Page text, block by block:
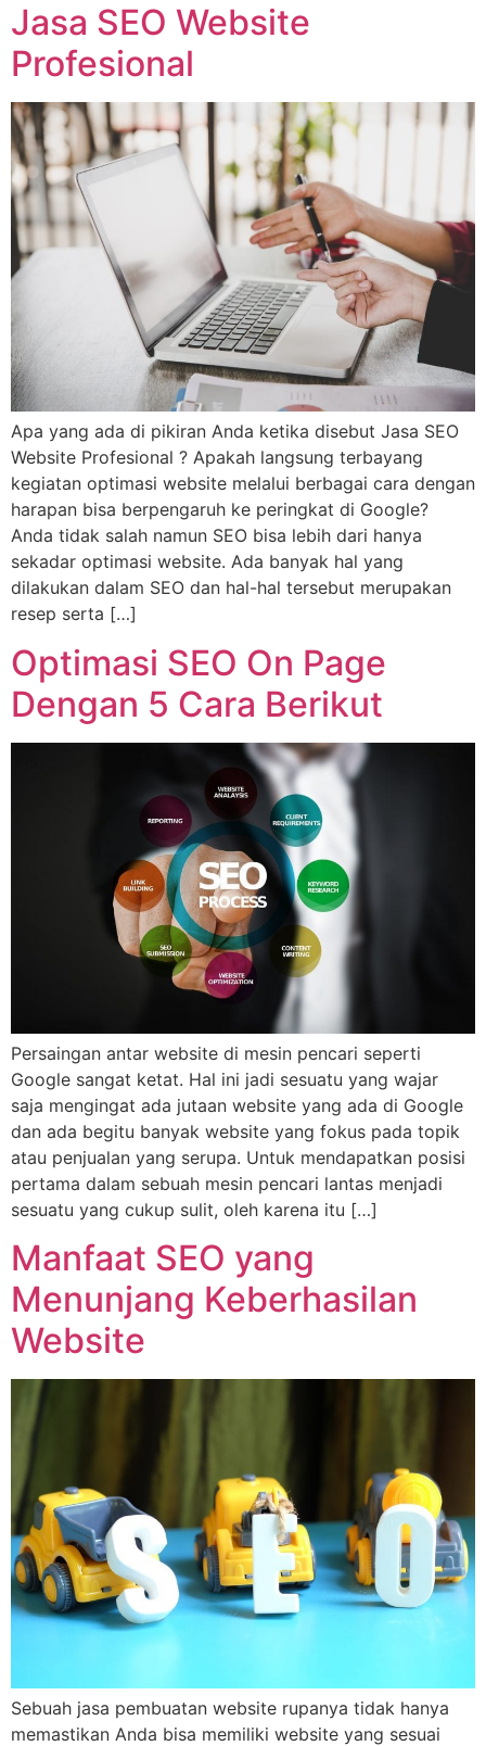
Jasa SEO Website
Profesional
Apa yang ada di pikiran Anda ketika disebut Jasa SEO
Website Profesional ? Apakah langsung terbayang
kegiatan optimasi website melalui berbagai cara dengan
harapan bisa berpengaruh ke peringkat di Google?
Anda tidak salah namun SEO bisa lebih dari hanya
sekadar optimasi website. Ada banyak hal yang
dilakukan dalam SEO dan hal-hal tersebut merupakan
resep serta […]
Optimasi SEO On Page
Dengan 5 Cara Berikut
Persaingan antar website di mesin pencari seperti
Google sangat ketat. Hal ini jadi sesuatu yang wajar
saja mengingat ada jutaan website yang ada di Google
dan ada begitu banyak website yang fokus pada topik
atau penjualan yang serupa. Untuk mendapatkan posisi
pertama dalam sebuah mesin pencari lantas menjadi
sesuatu yang cukup sulit, oleh karena itu […]
Manfaat SEO yang
Menunjang Keberhasilan
Website
Sebuah jasa pembuatan website rupanya tidak hanya
memastikan Anda bisa memiliki website yang sesuai